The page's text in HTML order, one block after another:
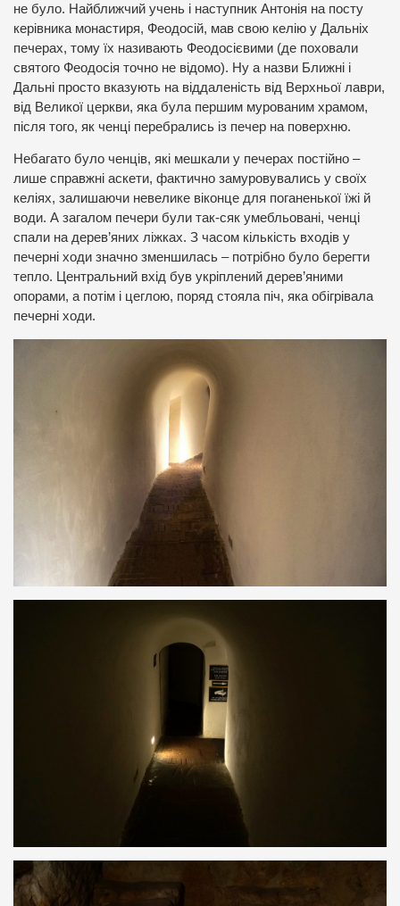
не було. Найближчий учень і наступник Антонія на посту
керівника монастиря, Феодосій, мав свою келію у Дальніх
печерах, тому їх називають Феодосієвими (де поховали
святого Феодосія точно не відомо). Ну а назви Ближні і
Дальні просто вказують на віддаленість від Верхньої лаври,
від Великої церкви, яка була першим мурованим храмом,
після того, як ченці перебрались із печер на поверхню.
Небагато було ченців, які мешкали у печерах постійно –
лише справжні аскети, фактично замуровувались у своїх
келіях, залишаючи невелике віконце для поганенької їжі й
води. А загалом печери були так-сяк умебльовані, ченці
спали на дерев’яних ліжках. З часом кількість входів у
печерні ходи значно зменшилась – потрібно було берегти
тепло. Центральний вхід був укріплений дерев’яними
опорами, а потім і цеглою, поряд стояла піч, яка обігрівала
печерні ходи.